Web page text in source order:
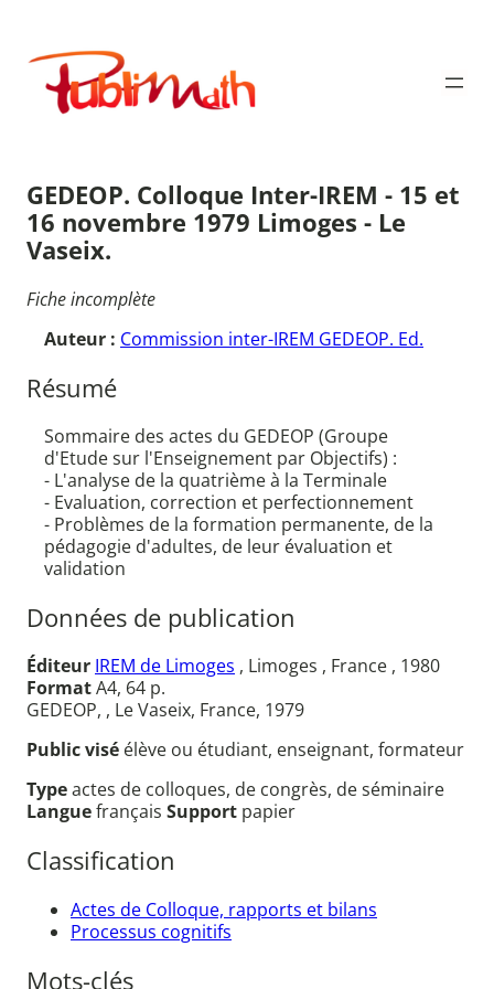
contenu
Publimath
GEDEOP. Colloque Inter-IREM - 15 et
16 novembre 1979 Limoges - Le
Vaseix.
Fiche incomplète
Auteur : Commission inter-IREM GEDEOP. Ed.
Résumé
Sommaire des actes du GEDEOP (Groupe
d'Etude sur l'Enseignement par Objectifs) :
- L'analyse de la quatrième à la Terminale
- Evaluation, correction et perfectionnement
- Problèmes de la formation permanente, de la
pédagogie d'adultes, de leur évaluation et
validation
Données de publication
Éditeur IREM de Limoges , Limoges , France , 1980
FormatA4, 64 p.
GEDEOP, , Le Vaseix, France, 1979
Public visé élève ou étudiant, enseignant, formateur
Typeactes de colloques, de congrès, de séminaire
Languefrançais Support papier
Classification
Actes de Colloque, rapports et bilans
Processus cognitifs
Mots-clés